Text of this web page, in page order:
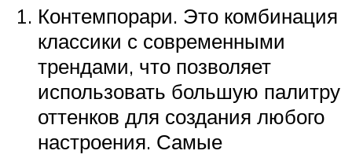
Контемпорари. Это комбинация
классики с современными
трендами, что позволяет
использовать большую палитру
оттенков для создания любого
настроения. Самые